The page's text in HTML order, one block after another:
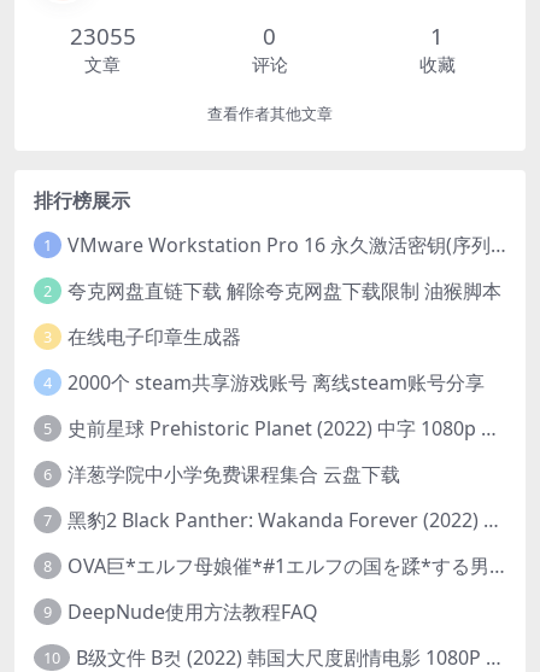
23055
文章
0
评论
1
收藏
查看作者其他文章
排行榜展示
1 VMware Workstation Pro 16 永久激活密钥(序列号)
2 夸克网盘直链下载 解除夸克网盘下载限制 油猴脚本
3 在线电子印章生成器
4 2000个 steam共享游戏账号 离线steam账号分享
5 史前星球 Prehistoric Planet (2022) 中字 1080p 高清 阿里云盘 2022.5.27已更新全集
6 洋葱学院中小学免费课程集合 云盘下载
7 黑豹2 Black Panther: Wakanda Forever (2022) 高清版
8 OVA巨*エルフ母娘催*#1エルフの国を蹂*する男。汚された女王と姫
9 DeepNude使用方法教程FAQ
10 B级文件 B컷 (2022) 韩国大尺度剧情电影 1080P 中字